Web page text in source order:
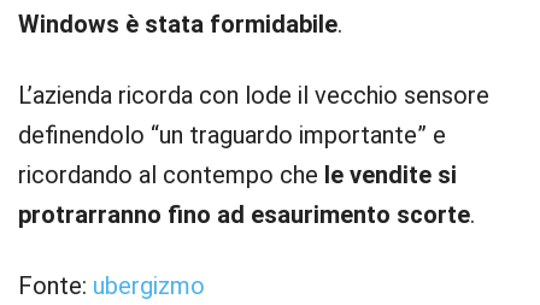
Windows è stata formidabile.
L’azienda ricorda con lode il vecchio sensore
definendolo “un traguardo importante” e
ricordando al contempo che le vendite si
protrarranno fino ad esaurimento scorte.
Fonte: ubergizmo